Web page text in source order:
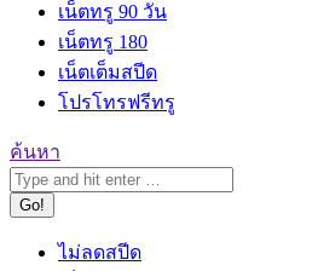
เน็ตทรู 90 วัน
เน็ตทรู 180
เน็ตเต็มสปีด
โปรโทรฟรีทรู
Search:
ค้นหา
ไม่ลดสปีด